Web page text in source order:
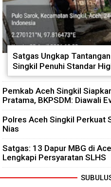
Satgas Ungkap
Singkil Penuhi Standar
Pemkab Aceh Singkil
Pratama, BKPSDM: Diawali
Polres Aceh Singkil Perkuat
Nias
Satgas: 13 Dapur MBG di
Lengkapi Persyaratan SLHS